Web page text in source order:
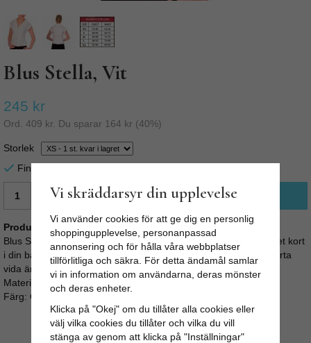
Blus Stella, Vit
245 kr
Ord. 409 kr . Du sparar 164 kr (40%)
Storlek
Finns i lager för omgående leverans
LÄGG I VARUKORG
Produktbeskrivning:
Blus Stella är en klassisk blus som passar till det mesta, ett givet kort
i din basgarderob. Härligt tyg med lite stretch som sitter fint. Korta
vida ärmar samt krage. Tygklädda knappar fram.
Material: 100% polyester
Färg: Off-white
Vi skräddarsyr din upplevelse
Vi använder cookies för att ge dig en personlig
shoppingupplevelse, personanpassad
annonsering och för hålla våra webbplatser
tillförlitliga och säkra. För detta ändamål samlar
vi in information om användarna, deras mönster
och deras enheter.
Klicka på "Okej" om du tillåter alla cookies eller
välj vilka cookies du tillåter och vilka du vill
stänga av genom att klicka på "Inställningar"